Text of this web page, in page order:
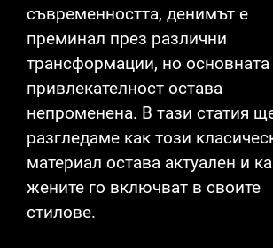
съвременността, денимът е
преминал през различни
трансформации, но
привлекателност остава
непроменена. В тази статия
разгледаме как този
материал остава актуален и
жените го включват в своите
стилове.